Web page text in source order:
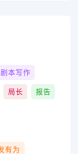
本写作
局长 报告
有为